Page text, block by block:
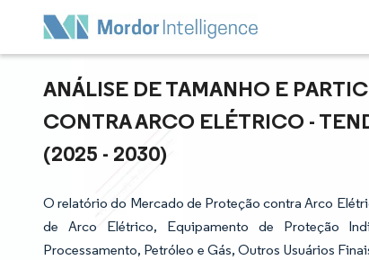
ANÁLISE DE TAMANHO E
CONTRA ARCO ELÉTRICO -
(2025 - 2030)
O relatório do Mercado de Proteção contra Arco
de Arco Elétrico, Equipamento de Proteção
Processamento, Petróleo e Gás, Outros Usuários